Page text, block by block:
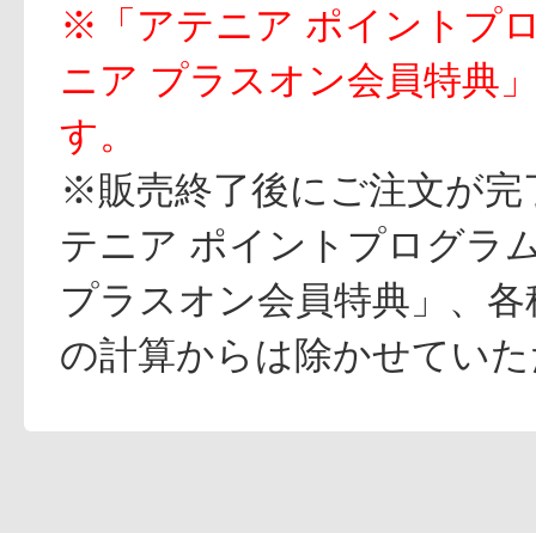
※「アテニア ポイントプ
ニア プラスオン会員特典
す。
※販売終了後にご注文が完
テニア ポイントプログラ
プラスオン会員特典」、
の計算からは除かせてい